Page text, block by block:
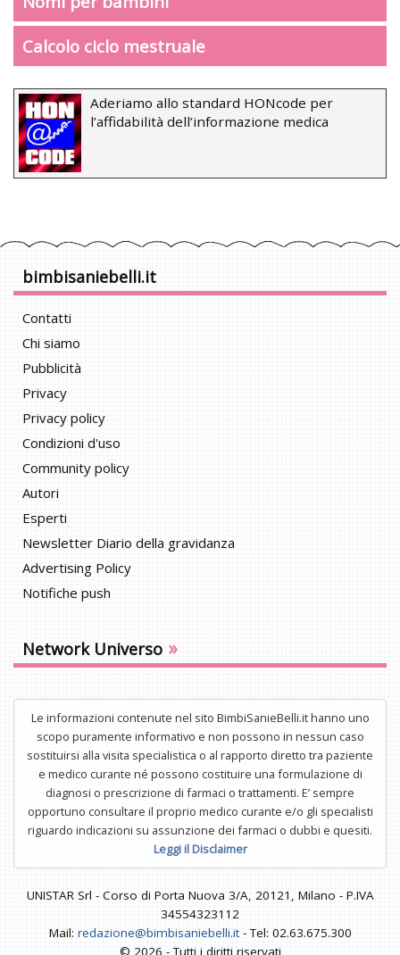
Calcolo ciclo mestruale
Aderiamo allo standard HONcode per
l’affidabilità dell’informazione medica
bimbisaniebelli.it
Contatti
Chi siamo
Pubblicità
Privacy
Privacy policy
Condizioni d'uso
Community policy
Autori
Esperti
Newsletter Diario della gravidanza
Advertising Policy
Notifiche push
Network Universo »
Le informazioni contenute nel sito BimbiSanieBelli.it hanno uno
scopo puramente informativo e non possono in nessun caso
sostituirsi alla visita specialistica o al rapporto diretto tra paziente
e medico curante né possono costituire una formulazione di
diagnosi o prescrizione di farmaci o trattamenti. E’ sempre
opportuno consultare il proprio medico curante e/o gli specialisti
riguardo indicazioni su assunzione dei farmaci o dubbi e quesiti.
Leggi il Disclaimer
UNISTAR Srl - Corso di Porta Nuova 3/A, 20121, Milano - P.IVA
34554323112
Mail: redazione@bimbisaniebelli.it- Tel: 02.63.675.300
© 2026 - Tutti i diritti riservati